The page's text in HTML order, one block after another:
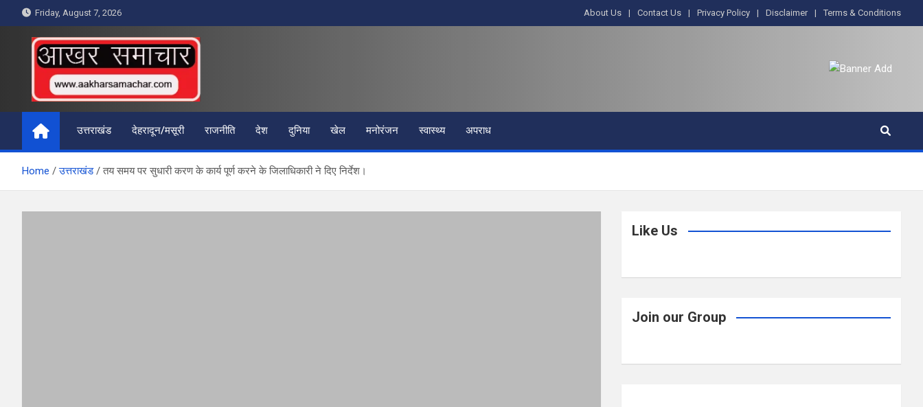
to
content
Friday, August 7, 2026 About Us Contact Us Privacy Policy Disclaimer Terms & Conditions
आखर समाचार
उत्तराखंड देहरादून/मसूरी राजनीति देश दुनिया खेल मनोरंजन स्वास्थ्य अपराध
Home उत्तराखंड तय समय पर सुधारी करण के कार्य पूर्ण करने के जिलाधिकारी ने दिए निर्देश।
Like Us
Join our Group